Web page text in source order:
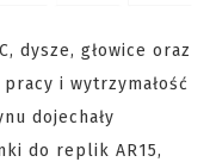
dysze, głowice oraz
i wytrzymałość
dojechały
do replik AR15,